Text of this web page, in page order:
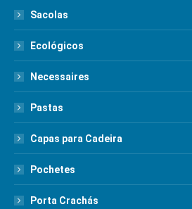
Sacolas
Ecológicos
Necessaires
Pastas
Capas para Cadeira
Pochetes
Porta Crachás